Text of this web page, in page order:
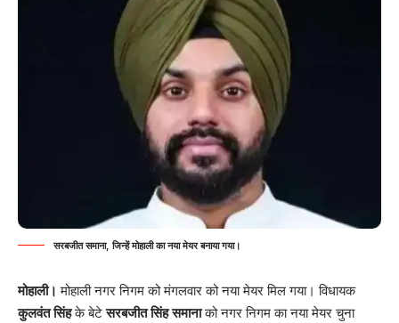
सरबजीत समाना, जिन्हें मोहाली का नया मेयर बनाया गया।
मोहाली। मोहाली नगर निगम को मंगलवार को नया मेयर मिल गया। विधायक
कुलवंत सिंहके बेटेसरबजीत सिंह समानाको नगर निगम का नया मेयर चुना